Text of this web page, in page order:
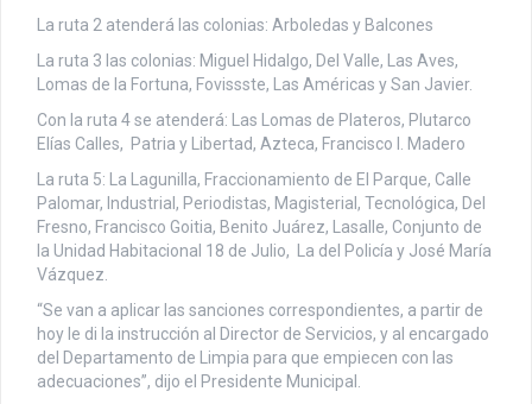
La ruta 2 atenderá las colonias: Arboledas y Balcones
La ruta 3 las colonias: Miguel Hidalgo, Del Valle, Las Aves,
Lomas de la Fortuna, Fovissste, Las Américas y San Javier.
Con la ruta 4 se atenderá: Las Lomas de Plateros, Plutarco
Elías Calles, Patria y Libertad, Azteca, Francisco I. Madero
La ruta 5: La Lagunilla, Fraccionamiento de El Parque, Calle
Palomar, Industrial, Periodistas, Magisterial, Tecnológica, Del
Fresno, Francisco Goitia, Benito Juárez, Lasalle, Conjunto de
la Unidad Habitacional 18 de Julio, La del Policía y José María
Vázquez.
“Se van a aplicar las sanciones correspondientes, a partir de
hoy le di la instrucción al Director de Servicios, y al encargado
del Departamento de Limpia para que empiecen con las
adecuaciones”, dijo el Presidente Municipal.